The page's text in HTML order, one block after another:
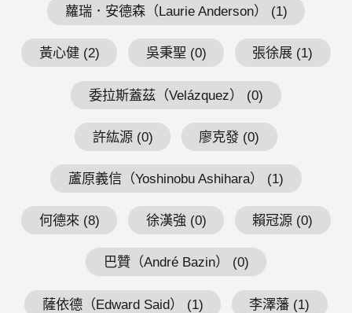
蘿瑞．安德森（Laurie Anderson） (1)
黃心健 (2) 吳秉聖 (0) 張徐展 (1)
委拉斯蓋茲（Velázquez） (0)
許紘源 (0) 廖克發 (0)
蘆原義信（Yoshinobu Ashihara） (1)
何德來 (8) 徐漢強 (0) 賴冠源 (0)
巴贊（André Bazin） (0)
薩依德（Edward Said） (1) 李澤藩 (1)